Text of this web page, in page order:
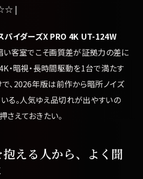
|
パイダーズX PRO 4K UT-124W
い客室でこそ画質差が証拠力の差に
・暗視・長時間駆動を1台で満たす
、2026年版は前作から暗所ノイズ
る。人気ゆえ品切れが出やすいの
さえておきたい。
える人から、よく聞